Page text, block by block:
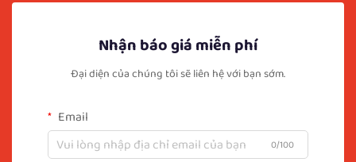
Nhận báo giá miễn phí
Đại diện của chúng tôi sẽ liên hệ với bạn sớm.
Email
0/100